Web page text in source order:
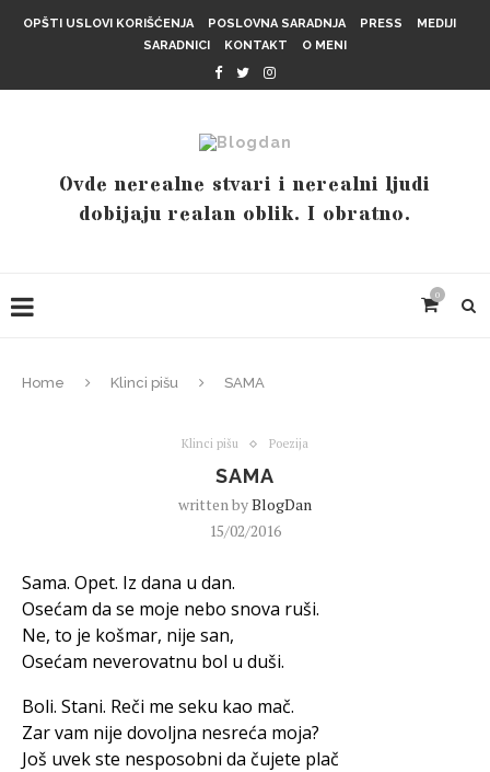
OPŠTI USLOVI KORIŠĆENJA POSLOVNA SARADNJA PRESS
MEDIJI
SARADNICI
KONTAKT O MENI
Ovde nerealne stvari i nerealni ljudi
dobijaju realan oblik. I obratno.
0
Home Klinci pišu SAMA
Klinci pišu Poezija
SAMA
written byBlogDan
15/02/2016
Sama. Opet. Iz dana u dan.
Osećam da se moje nebo snova ruši.
Ne, to je košmar, nije san,
Osećam neverovatnu bol u duši.
Boli. Stani. Reči me seku kao mač.
Zar vam nije dovoljna nesreća moja?
Još uvek ste nesposobni da čujete plač